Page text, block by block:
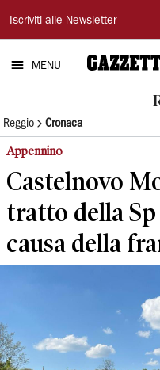
Gazzetta
di
Reggio
Iscriviti alle Newsletter
MENU
Reggio Cronaca
Appennino
Castelnovo
tratto della Sp
causa della